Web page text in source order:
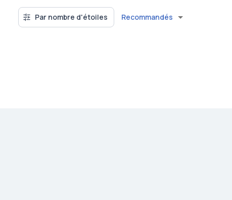
Par nombre d'étoiles Recommandés